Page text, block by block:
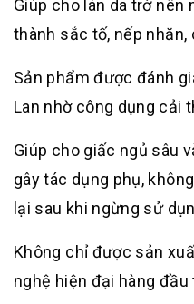
Giúp cho làn da trở nên
thành sắc tố, nếp nhăn,
Sản phẩm được đánh
Lan nhờ công dụng cải
Giúp cho giấc ngủ sâu
gây tác dụng phụ,
lại sau khi ngừng sử
Không chỉ được sản
nghệ hiện đại hàng đầu